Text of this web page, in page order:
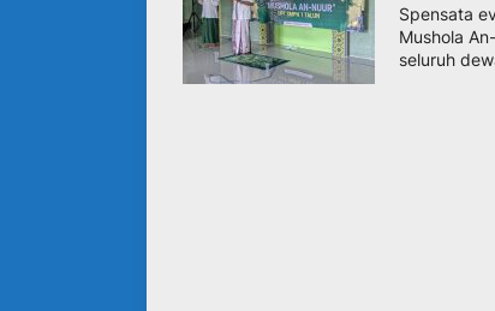
Spensata
Mushola
seluruh